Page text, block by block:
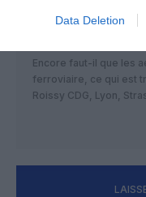
Data Deletion
Sébastien a commenté :
Encore faut-il que les
ferroviaire, ce qui est
Roissy CDG, Lyon,